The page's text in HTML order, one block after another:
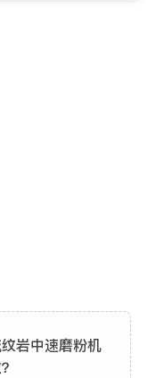
岩中速磨粉机